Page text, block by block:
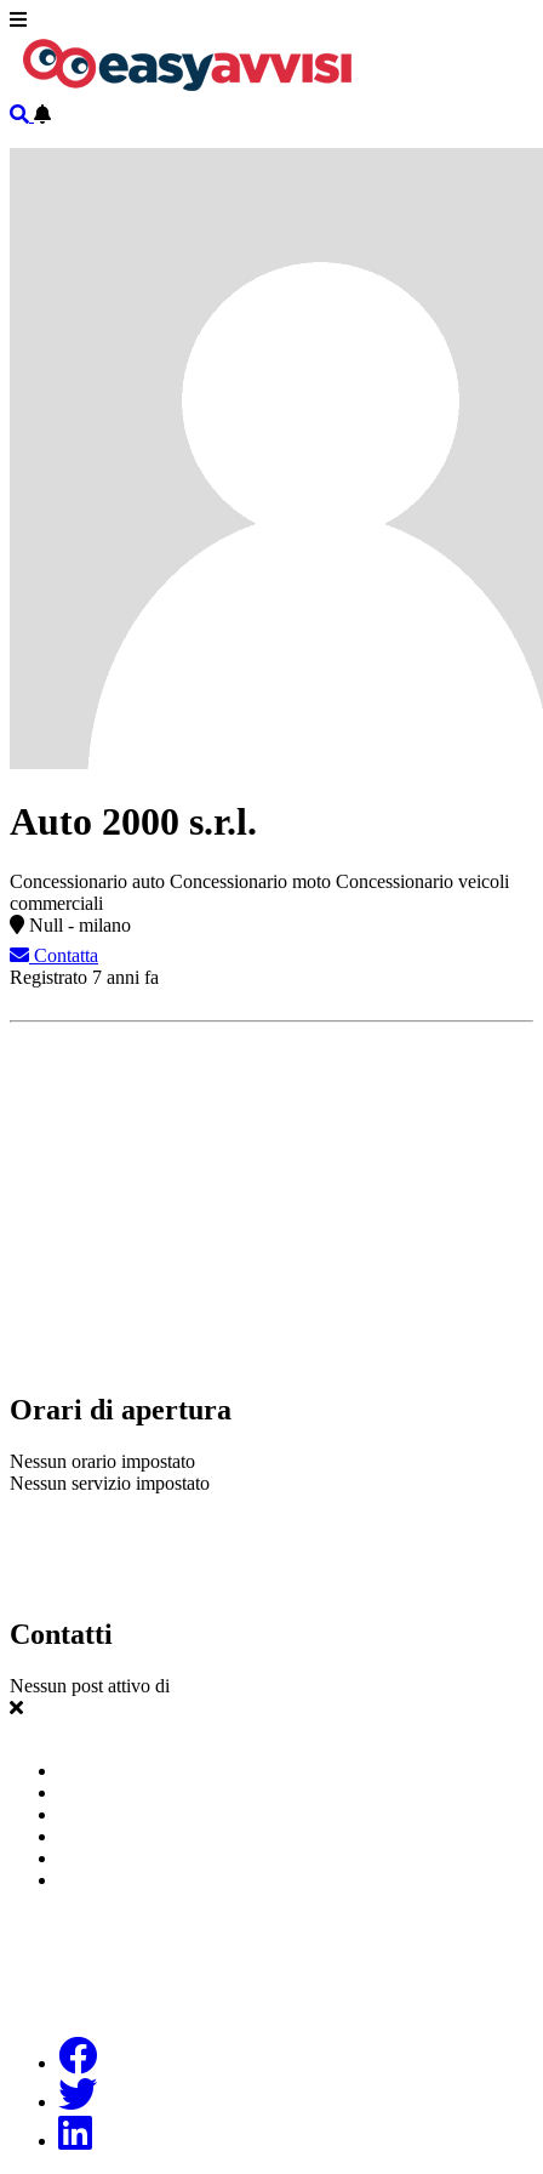
Auto 2000 s.r.l.
Concessionario auto Concessionario moto Concessionario veicoli
commerciali
Null - milano
Contatta
Registrato 7 anni fa
Orari di apertura
Nessun orario impostato
Nessun servizio impostato
Contatti
Nessun post attivo di